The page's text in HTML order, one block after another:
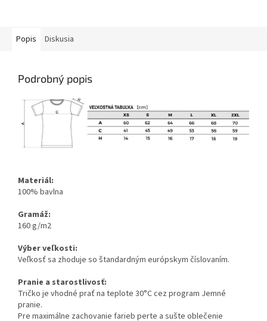
Popis Diskusia
Podrobný popis
Materiál:
100% bavlna
Gramáž:
160 g/m2
Výber veľkosti:
Veľkosť sa zhoduje so štandardným európskym číslovaním.
Pranie a starostlivosť:
Tričko je vhodné prať na teplote 30°C cez program Jemné
pranie.
Pre maximálne zachovanie farieb perte a sušte oblečenie